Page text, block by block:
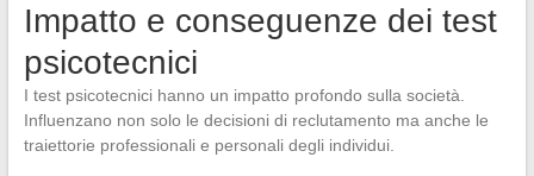
Impatto e conseguenze dei test
psicotecnici
I test psicotecnici hanno un impatto profondo sulla società.
Influenzano non solo le decisioni di reclutamento ma anche le
traiettorie professionali e personali degli individui.